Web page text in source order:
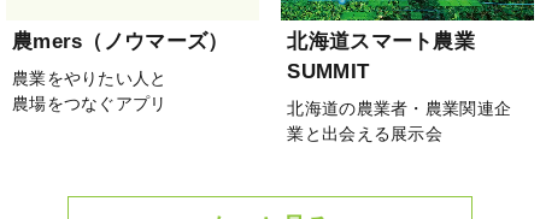
農mers（ノウマーズ）
農業をやりたい人と
農場をつなぐアプリ
北海道スマート農業
SUMMIT
北海道の農業者・農業関連企
業と出会える展示会